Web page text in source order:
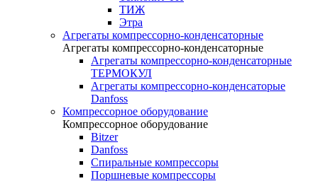
ТИЖ
Этра
Агрегаты компрессорно-конденсаторные
Агрегаты компрессорно-конденсаторные
Агрегаты компрессорно-конденсаторные
ТЕРМОКУЛ
Агрегаты компрессорно-конденсаторые
Danfoss
Компрессорное оборудование
Компрессорное оборудование
Bitzer
Danfoss
Спиральные компрессоры
Поршневые компрессоры